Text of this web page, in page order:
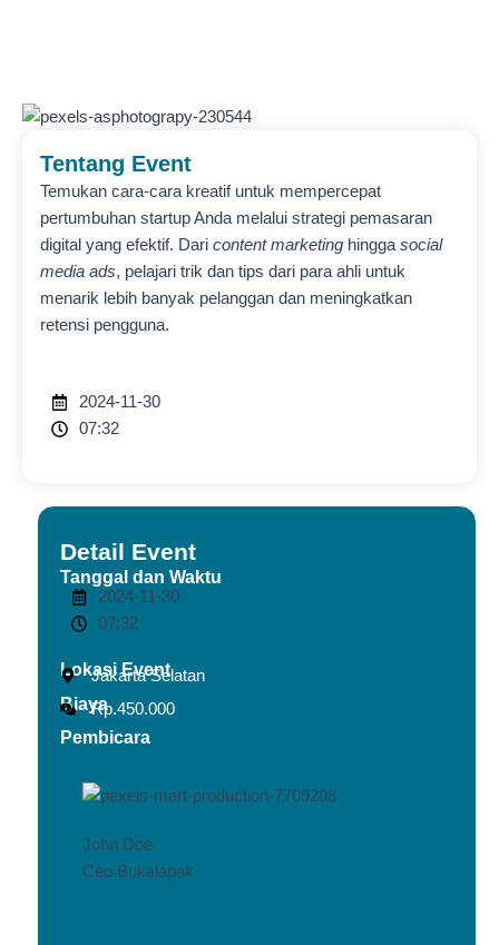
Tentang Event
Temukan cara-cara kreatif untuk mempercepat
pertumbuhan startup Anda melalui strategi pemasaran
digital yang efektif. Daricontent marketing hinggasocial
media ads, pelajari trik dan tips dari para ahli untuk
menarik lebih banyak pelanggan dan meningkatkan
retensi pengguna.
2024-11-30
07:32
Detail Event
Tanggal dan Waktu
2024-11-30
07:32
Lokasi Event
Jakarta Selatan
BiayaRp.450.000
Pembicara
John Doe
Ceo Bukalapak